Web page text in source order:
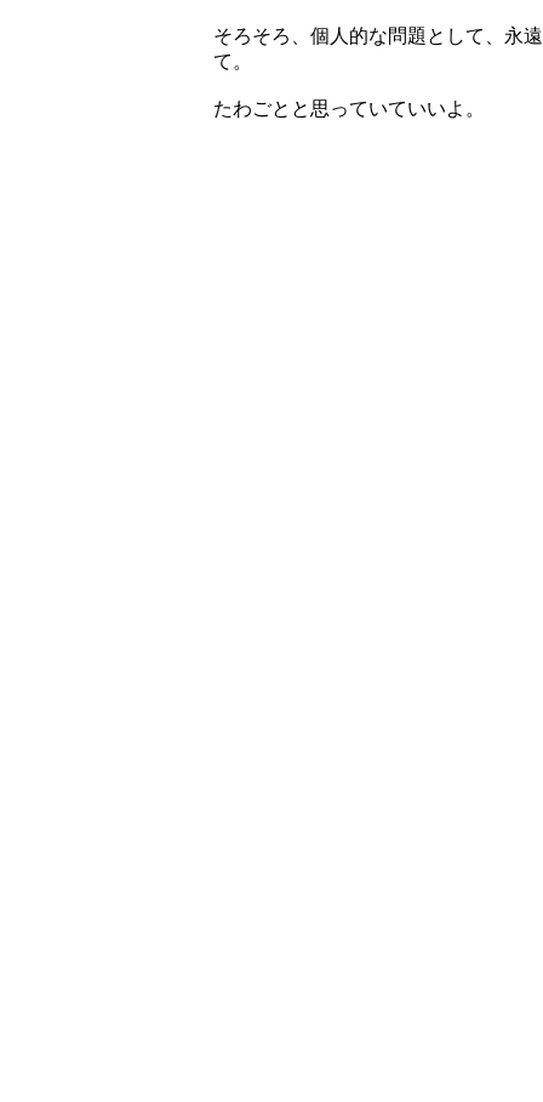
そろそろ、個人的な問題として、永
て。
たわごとと思っていていいよ。